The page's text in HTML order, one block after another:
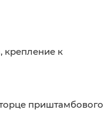
крепление к
приштамбового